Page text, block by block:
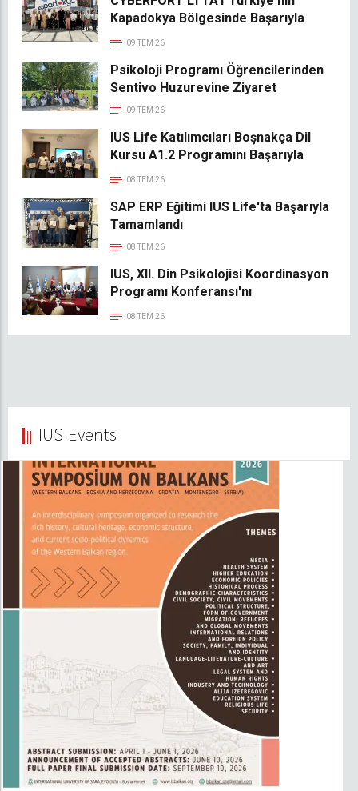
Kapadokya Bölgesinde Başarıyla
09 TEM 26
Psikoloji Programı Öğrencilerinden
Sentivo Huzurevine Ziyaret
09 TEM 26
IUS Life Katılımcıları Boşnakça Dil
Kursu A1.2 Programını Başarıyla
08 TEM 26
SAP ERP Eğitimi IUS Life'ta Başarıyla
Tamamlandı
08 TEM 26
IUS, XII. Din Psikolojisi Koordinasyon
Programı Konferansı'nı
08 TEM 26
IUS Events